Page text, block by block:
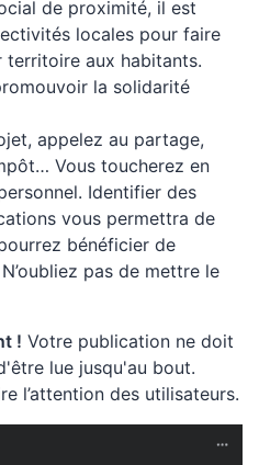
de proximité, il est
locales pour faire
aux habitants.
la solidarité
appelez au partage,
Vous toucherez en
Identifier des
vous permettra de
bénéficier de
pas de mettre le
! Votre publication ne doit
lue jusqu'au bout.
l’attention des utilisateurs.